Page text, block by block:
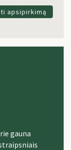
apsipirkimą
gauna